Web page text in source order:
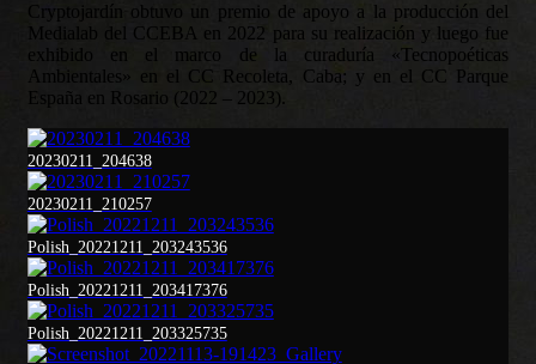
Cryptojardín obtuvo un premio de apoyo a la producción del
Medialab del CCEBA en 2022 para su realización y luego fue
exhibido en el marco de la curaduría «Tecnopoéticas
Ambientales» en el CC Recoleta, Caba; y en el CC Parque
España en Rosario (2022 – 2023).
20230211_204638
20230211_210257
Polish_20221211_203243536
Polish_20221211_203417376
Polish_20221211_203325735